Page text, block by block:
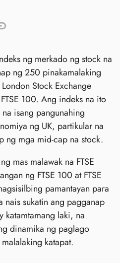
ng merkado ng stock na
ng 250 pinakamalaking
Stock Exchange
100. Ang indeks na ito
isang pangunahing
ng UK, partikular na
ng mga mid-cap na stock.
mas malawak na FTSE
ng FTSE 100 at FTSE
pamantayan para
nais sukatin ang pagganap
katamtamang laki, na
dinamika ng paglago
katapat.